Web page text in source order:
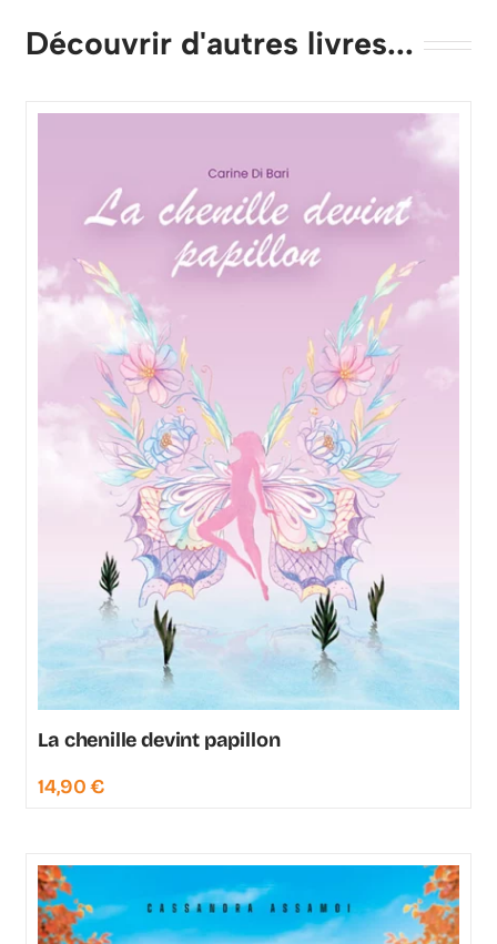
Découvrir d'autres livres...
La chenille devint papillon
14,90€